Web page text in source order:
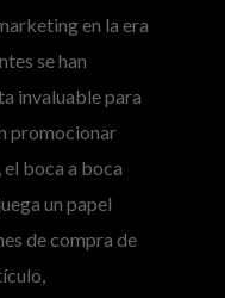
en la era
se han
invaluable para
promocionar
boca a boca
un papel
de compra de